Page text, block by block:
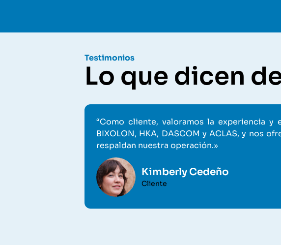
Testimonios
Lo que dicen
“Como cliente, valoramos la experiencia y
BIXOLON, HKA, DASCOM y ACLAS, y nos
respaldan nuestra operación.»
Kimberly Cedeño
Cliente